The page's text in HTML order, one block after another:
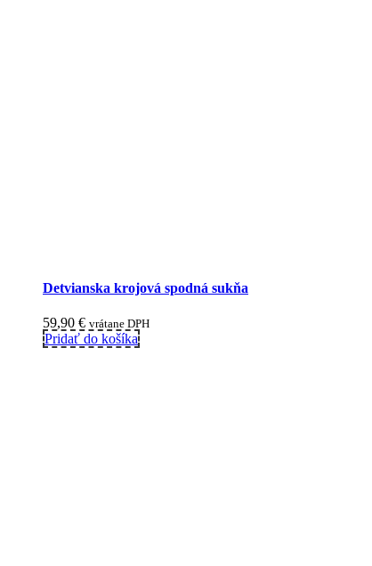
Detvianska krojová spodná sukňa
59,90 € vrátane DPH
Pridať do košíka